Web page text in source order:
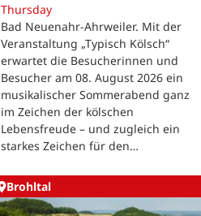
Thursday
Bad Neuenahr-Ahrweiler. Mit der
Veranstaltung „Typisch Kölsch“
erwartet die Besucherinnen und
Besucher am 08. August 2026 ein
musikalischer Sommerabend ganz
im Zeichen der kölschen
Lebensfreude – und zugleich ein
starkes Zeichen für den…
Brohltal